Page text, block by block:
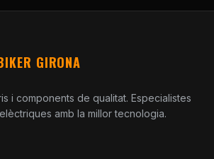
GIRONA
i components de qualitat. Especialistes
amb la millor tecnologia.